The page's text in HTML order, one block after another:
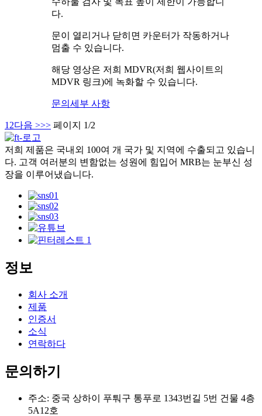
다.
문이 열리거나 닫히면 카운터가 작동하거나
멈출 수 있습니다.
해당 영상은 저희 MDVR(저희 웹사이트의
MDVR 링크)에 녹화할 수 있습니다.
문의 세부 사항
1 2다음 >>> 페이지 1/2
저희 제품은 국내외 100여 개 국가 및 지역에 수출되고 있습니
다. 고객 여러분의 변함없는 성원에 힘입어 MRB는 눈부신 성
장을 이루어냈습니다.
정보
회사 소개
제품
인증서
소식
연락하다
문의하기
주소: 중국 상하이 푸퉈구 통푸로 1343번길 5번 건물 4층
5A12호